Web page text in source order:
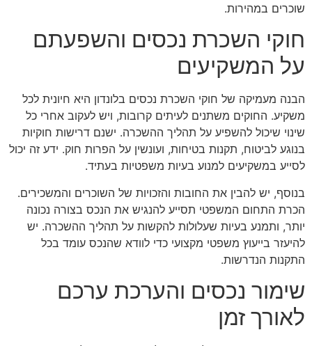
שוכרים במהירות.
חוקי השכרת נכסים והשפעתם
על המשקיעים
הבנה מעמיקה של חוקי השכרת נכסים בלונדון היא חיונית לכל
משקיע. החוקים משתנים לעיתים קרובות, ויש לעקוב אחרי כל
שינוי שיכול להשפיע על תהליך ההשכרה. ישנם דרישות חוקיות
בנוגע לביטוח, תקנות בטיחות, ועונשין על הפרות חוק. ידע זה יכול
לסייע במשקיעים למנוע בעיות משפטיות בעתיד.
בנוסף, יש להבין את החובות והזכויות של השוכרים והמשכירים.
הכרת התחום המשפטי תסייע להנגיש את הנכס בצורה נכונה
יותר, ותמנע בעיות שעלולות להקשות על תהליך ההשכרה. יש
להיעזר בייעוץ משפטי מקצועי כדי לוודא שהנכס עומד בכל
התקנות הנדרשות.
שימור נכסים והערכת ערכם
לאורך זמן